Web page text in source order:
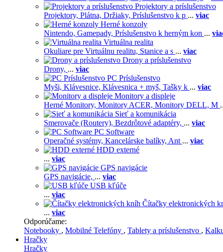
Projektory a príslušenstvo
Projektory, Plátna, Držiaky, Príslušenstvo k p ... viac
Herné konzoly
Nintendo, Gamepady, Príslušenstvo k herným kon ...
Virtuálna realita
Okuliare pre Virtuálnu realitu, Stanice a s ... viac
Drony a príslušenstvo
Drony, ... viac
PC Príslušenstvo
Myši, Klávesnice, Klávesnica + myš, Tašky k ... viac
Monitory a displeje
Herné Monitory, Monitory ACER, Monitory DELL, M
Sieť a komunikácia
Smerovače (Routery), Bezdrôtové adaptéry, ... viac
PC Software
Operačné systémy, Kancelárske balíky, Ant ... viac
HDD externé
... viac
GPS navigácie
GPS navigácie, ... viac
USB kľúče
... viac
Čítačky elektronických
... viac
Odporúčame:
Notebooky , Mobilné Telefóny , Tablety a príslušenstvo ,
Hračky
Hračky